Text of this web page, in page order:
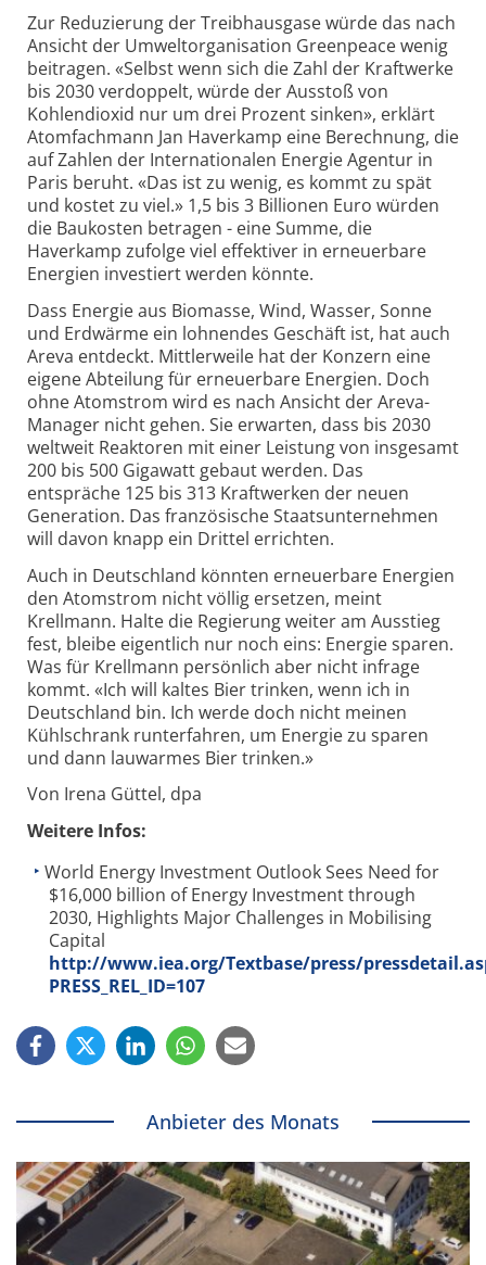
Zur Reduzierung der Treibhausgase würde das nach
Ansicht der Umweltorganisation Greenpeace wenig
beitragen. «Selbst wenn sich die Zahl der Kraftwerke
bis 2030 verdoppelt, würde der Ausstoß von
Kohlendioxid nur um drei Prozent sinken», erklärt
Atomfachmann Jan Haverkamp eine Berechnung, die
auf Zahlen der Internationalen Energie Agentur in
Paris beruht. «Das ist zu wenig, es kommt zu spät
und kostet zu viel.» 1,5 bis 3 Billionen Euro würden
die Baukosten betragen - eine Summe, die
Haverkamp zufolge viel effektiver in erneuerbare
Energien investiert werden könnte.
Dass Energie aus Biomasse, Wind, Wasser, Sonne
und Erdwärme ein lohnendes Geschäft ist, hat auch
Areva entdeckt. Mittlerweile hat der Konzern eine
eigene Abteilung für erneuerbare Energien. Doch
ohne Atomstrom wird es nach Ansicht der Areva-
Manager nicht gehen. Sie erwarten, dass bis 2030
weltweit Reaktoren mit einer Leistung von insgesamt
200 bis 500 Gigawatt gebaut werden. Das
entspräche 125 bis 313 Kraftwerken der neuen
Generation. Das französische Staatsunternehmen
will davon knapp ein Drittel errichten.
Auch in Deutschland könnten erneuerbare Energien
den Atomstrom nicht völlig ersetzen, meint
Krellmann. Halte die Regierung weiter am Ausstieg
fest, bleibe eigentlich nur noch eins: Energie sparen.
Was für Krellmann persönlich aber nicht infrage
kommt. «Ich will kaltes Bier trinken, wenn ich in
Deutschland bin. Ich werde doch nicht meinen
Kühlschrank runterfahren, um Energie zu sparen
und dann lauwarmes Bier trinken.»
Von Irena Güttel, dpa
Weitere Infos:
World Energy Investment Outlook Sees Need for
$16,000 billion of Energy Investment through
2030, Highlights Major Challenges in Mobilising
Capital
http://www.iea.org/Textbase/press/
PRESS_REL_ID=107
Anbieter des Monats